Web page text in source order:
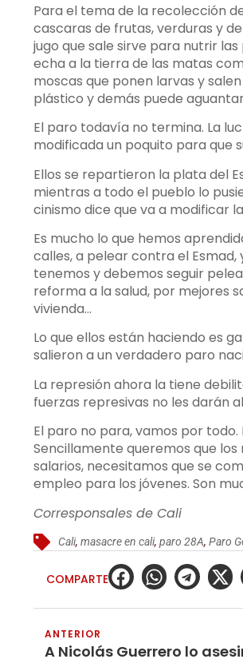
Para el tema de la recolección
cascaras de frutas, verduras y
jugo que sale sirve para nutrir
echa a la tierra de las matas
moscas que ponen larvas y
plástico y demás puede
El paro todavía no termina. La
modificada un poquito para que
Ellos se repartieron la plata del
mientras a todo el pueblo lo
cinismo dice que va a modificar
Es mucho lo que hemos
calles, a pelear contra el
tenemos y debemos seguir
reforma a la salud, por mejores
vivienda…
Lo que ellos están haciendo es
salieron a un verdadero paro
La represión ahora la tiene
fuerzas represivas no les darán
El paro no para, vamos por
Sencillamente queremos que
salarios, necesitamos que se
empleo para los jóvenes. Son
Corresponsales de Cali
Cali,masacre en cali,paro 28A,Paro
COMPARTE
ANTERIOR